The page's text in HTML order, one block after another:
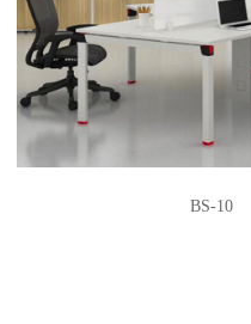
BS-10